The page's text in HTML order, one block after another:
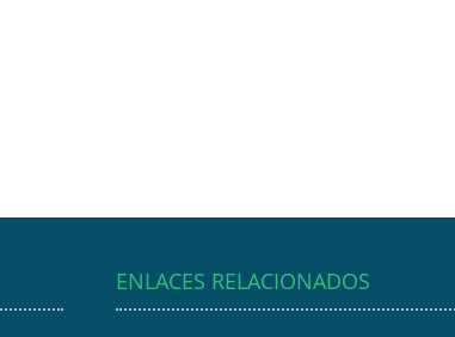
ENLACES RELACIONADOS